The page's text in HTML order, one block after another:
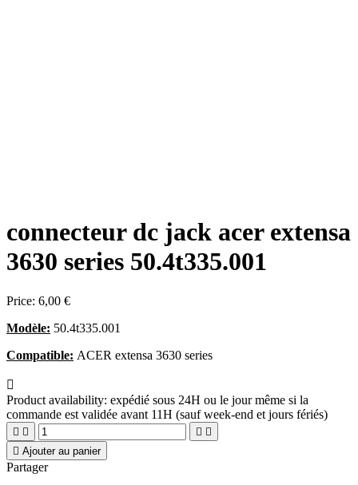
connecteur dc jack acer extensa
3630 series 50.4t335.001
Price: 6,00 €
Modèle: 50.4t335.001
Compatible: ACER extensa 3630 series

Product availability: expédié sous 24H ou le jour même si la
commande est validée avant 11H (sauf week-end et jours fériés)
   
 Ajouter au panier
Partager